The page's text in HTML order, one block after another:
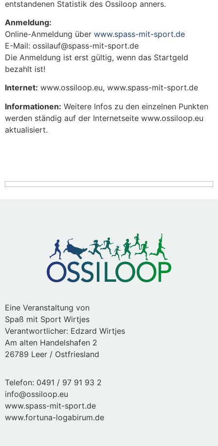
entstandenen Statistik des Ossiloop anners.
Anmeldung:
Online-Anmeldung über www.spass-mit-sport.de
E-Mail: ossilauf@spass-mit-sport.de
Die Anmeldung ist erst gültig, wenn das Startgeld
bezahlt ist!
Internet: www.ossiloop.eu, www.spass-mit-sport.de
Informationen: Weitere Infos zu den einzelnen Punkten
werden ständig auf der Internetseite www.ossiloop.eu
aktualisiert.
Eine Veranstaltung von
Spaß mit Sport Wirtjes
Verantwortlicher: Edzard Wirtjes
Am alten Handelshafen 2
26789 Leer / Ostfriesland
Telefon: 0491 / 97 91 93 2
info@ossiloop.eu
www.spass-mit-sport.de
www.fortuna-logabirum.de